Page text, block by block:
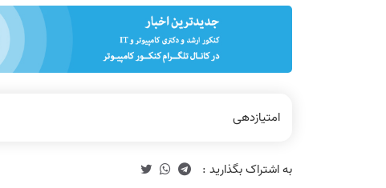
امتیازدهی